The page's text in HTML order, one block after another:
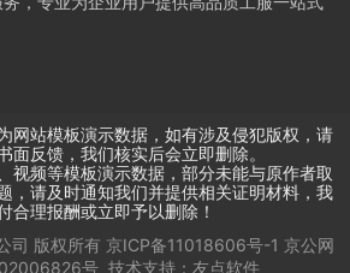
网站模板演示数据，如有涉及侵犯版权，请
面反馈，我们核实后会立即删除。
视频等模板演示数据，部分未能与原作者取
，请及时通知我们并提供相关证明材料，我
合理报酬或立即予以删除！
司 版权所有 京ICP备11018606号-1 京公网
号 技术支持： 友点软件